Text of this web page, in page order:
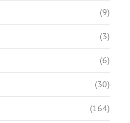
(9)
(3)
(6)
(30)
(164)